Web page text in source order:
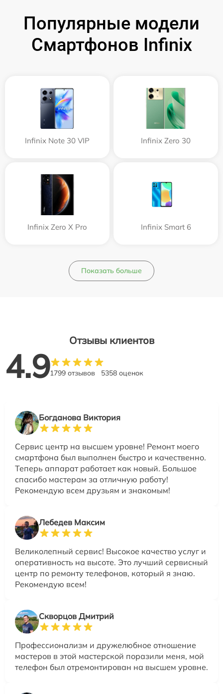
Популярные модели
Смартфонов Infinix
Infinix Note 30 VIP Infinix Zero 30
Infinix Zero X Pro Infinix Smart 6
Показать больше
Отзывы клиентов
4.91799 отзывов 5358 оценок
Богданова Виктория
Сервис центр на высшем уровне! Ремонт моего
смартфона был выполнен быстро и качественно.
Теперь аппарат работает как новый. Большое
спасибо мастерам за отличную работу!
Рекомендую всем друзьям и знакомым!
Лебедев Максим
Великолепный сервис! Высокое качество услуг и
оперативность на высоте. Это лучший сервисный
центр по ремонту телефонов, который я знаю.
Рекомендую всем!
Скворцов Дмитрий
Профессионализм и дружелюбное отношение
мастеров в этой мастерской поразили меня, мой
телефон был отремонтирован на высшем уровне.